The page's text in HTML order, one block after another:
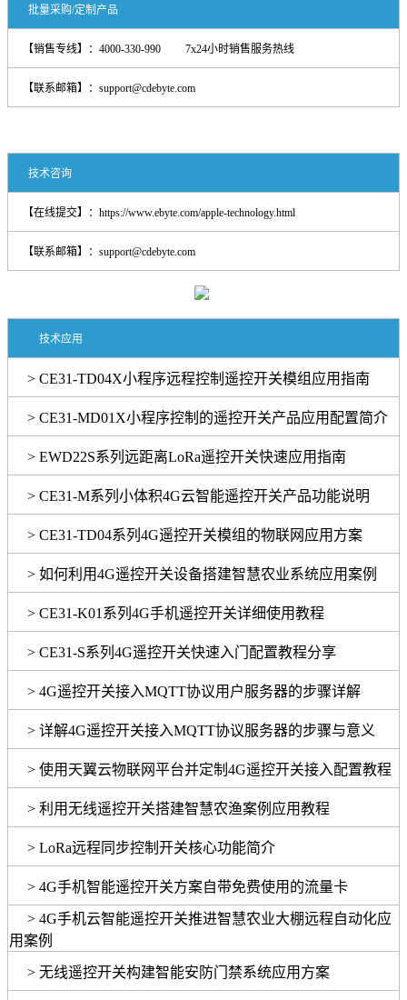
批量采购/定制产品
【销售专线】：4000-330-990 7x24小时销售服务热线
【联系邮箱】：support@cdebyte.com
技术咨询
【在线提交】： https://www.ebyte.com/apple-technology.html
【联系邮箱】：support@cdebyte.com
技术应用
> CE31-TD04X小程序远程控制遥控开关模组应用指南
> CE31-MD01X小程序控制的遥控开关产品应用配置简介
> EWD22S系列远距离LoRa遥控开关快速应用指南
> CE31-M系列小体积4G云智能遥控开关产品功能说明
> CE31-TD04系列4G遥控开关模组的物联网应用方案
> 如何利用4G遥控开关设备搭建智慧农业系统应用案例
> CE31-K01系列4G手机遥控开关详细使用教程
> CE31-S系列4G遥控开关快速入门配置教程分享
> 4G遥控开关接入MQTT协议用户服务器的步骤详解
> 详解4G遥控开关接入MQTT协议服务器的步骤与意义
> 使用天翼云物联网平台并定制4G遥控开关接入配置教程
> 利用无线遥控开关搭建智慧农渔案例应用教程
> LoRa远程同步控制开关核心功能简介
> 4G手机智能遥控开关方案自带免费使用的流量卡
> 4G手机云智能遥控开关推进智慧农业大棚远程自动化应
用案例
> 无线遥控开关构建智能安防门禁系统应用方案